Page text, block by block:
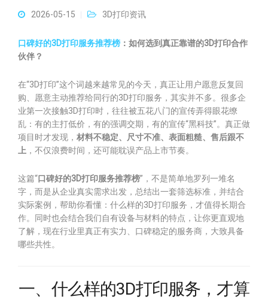
2026-05-15 3D打印资讯
口碑好的3D打印服务推荐榜 ：如何选到真正靠谱的3D打印合作
伙伴？
在“3D打印”这个词越来越常见的今天，真正让用户愿意反复回
购、愿意主动推荐给同行的3D打印服务，其实并不多。很多企
业第一次接触3D打印时，往往被五花八门的宣传弄得眼花缭
乱：有的主打低价，有的强调交期，有的宣传“黑科技”。真正做
项目时才发现， 材料不稳定、尺寸不准、表面粗糙、售后跟不
上 ，不仅浪费时间，还可能耽误产品上市节奏。
这篇“口碑好的3D打印服务推荐榜”，不是简单地罗列一堆名
字，而是从企业真实需求出发，总结出一套筛选标准，并结合
实际案例，帮助你看懂：什么样的3D打印服务，才值得长期合
作。同时也会结合我们自有设备与材料的特点，让你更直观地
了解，现在行业里真正有实力、口碑稳定的服务商，大致具备
哪些共性。
一、什么样的3D打印服务，才算